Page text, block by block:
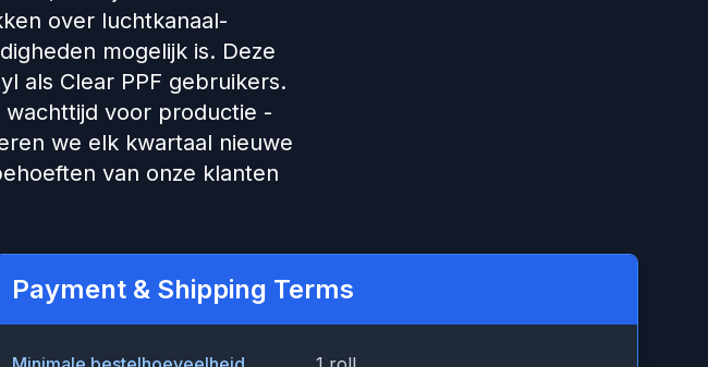
over luchtkanaal-
mogelijk is. Deze
als Clear PPF gebruikers.
voor productie -
we elk kwartaal nieuwe
van onze klanten
Payment & Shipping Terms